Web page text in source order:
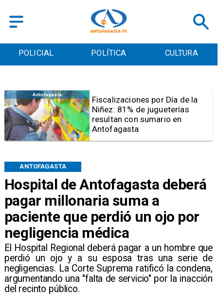
POLICIAL POLÍTICA CULTURA
Hospital de Antofagasta deberá
pagar millonaria suma a
paciente que perdió un ojo por
negligencia médica
​El Hospital Regional deberá pagar a un hombre que
perdió un ojo y a su esposa tras una serie de
negligencias. La Corte Suprema ratificó la condena,
argumentando una "falta de servicio" por la inacción
del recinto público.
ANTOFAGASTA
Antofagasta
Tribunal frena opción de pena
mixta para Karen Rojo por ahora